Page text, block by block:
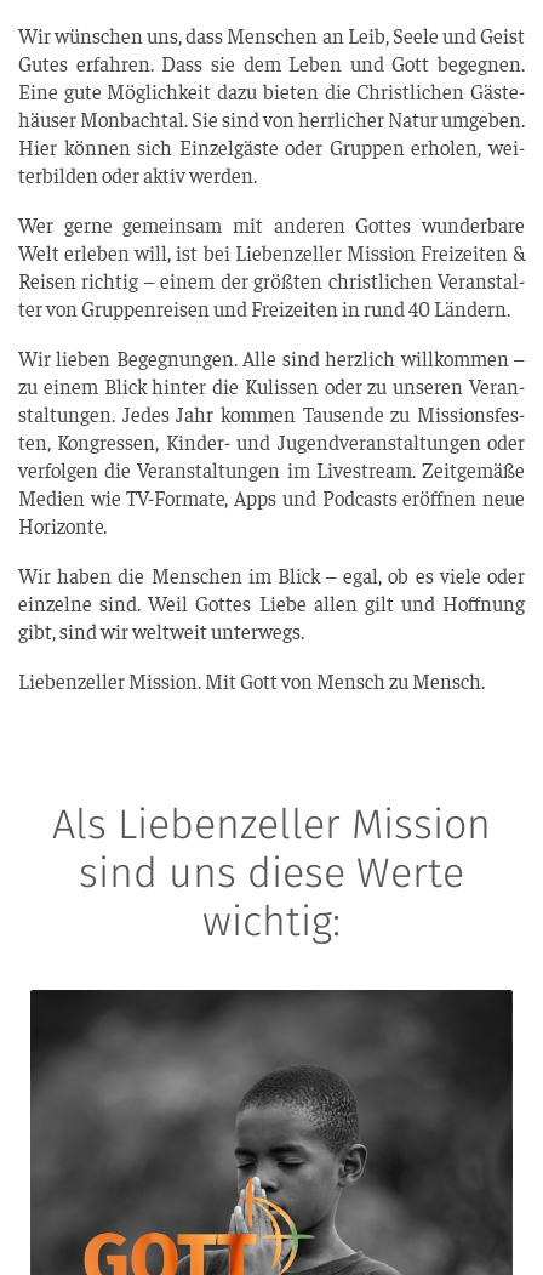
Wir wün­schen uns, dass Men­schen an Leib, See­le und Geist
Gutes erfah­ren. Dass sie dem Leben und Gott begeg­nen.
Eine gute Mög­lich­keit dazu bie­ten die Christ­li­chen Gäs­te­
häu­ser Mon­bach­tal. Sie sind von herr­li­cher Natur umge­ben.
Hier kön­nen sich Ein­zel­gäs­te oder Grup­pen erho­len, wei­
ter­bil­den oder aktiv werden.
Wer ger­ne gemein­sam mit ande­ren Got­tes wun­der­ba­re
Welt erle­ben will, ist bei Lie­ben­zel­ler Mis­si­on Frei­zei­ten &
Rei­sen rich­tig – einem der größ­ten christ­li­chen Ver­an­stal­
ter von Grup­pen­rei­sen und Frei­zei­ten in rund 40 Ländern.
Wir lie­ben Begeg­nun­gen. Alle sind herz­lich will­kom­men –
zu einem Blick hin­ter die Kulis­sen oder zu unse­ren Ver­an­
stal­tun­gen. Jedes Jahr kom­men Tau­sen­de zu Mis­si­ons­fes­
ten, Kon­gres­sen, Kin­der- und Jugend­ver­an­stal­tun­gen oder
ver­fol­gen die Ver­an­stal­tun­gen im Live­stream. Zeit­ge­mä­ße
Medi­en wie TV-For­ma­te, Apps und Pod­casts eröff­nen neue
Horizonte.
Wir haben die Men­schen im Blick – egal, ob es vie­le oder
ein­zel­ne sind. Weil Got­tes Lie­be allen gilt und Hoff­nung
gibt, sind wir welt­weit unterwegs.
Lie­ben­zel­ler Mis­si­on. Mit Gott von Mensch zu Mensch.
Als Liebenzeller Mission
sind uns diese Werte
wichtig: